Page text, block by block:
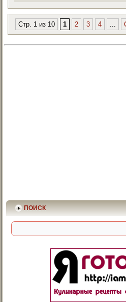
Стр. 1 из 10 1 2 3 4
ПОИСК